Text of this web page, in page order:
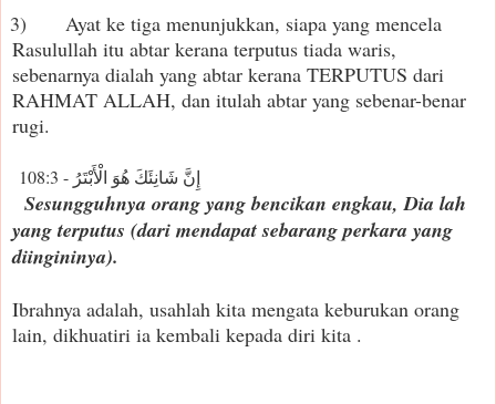
Ayat ke tiga menunjukkan, siapa yang mencela
Rasulullah itu abtar kerana terputus tiada waris,
sebenarnya dialah yang abtar kerana TERPUTUS dari
RAHMAT ALLAH, dan itulah abtar yang sebenar-benar
rugi.
إِنَّ شَانِئَكَ هُوَ الْأَبْتَرُ - 108:3
Sesungguhnya orang yang bencikan engkau, Dia lah
yang terputus (dari mendapat sebarang perkara yang
diingininya).
Ibrahnya adalah, usahlah kita mengata keburukan orang
lain, dikhuatiri ia kembali kepada diri kita .